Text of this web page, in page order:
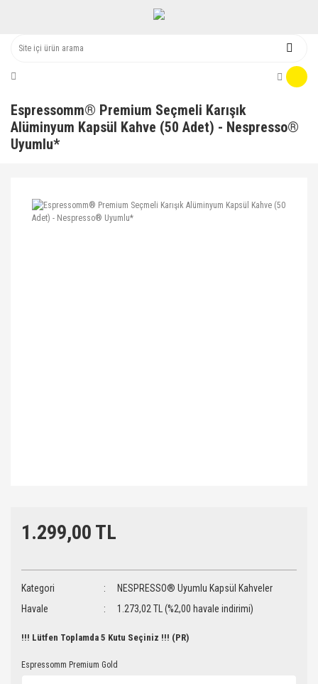
Espressomm® Premium Seçmeli Karışık
Alüminyum Kapsül Kahve (50 Adet) - Nespresso®
Uyumlu*
1.299,00 TL
Kategori
NESPRESSO® Uyumlu Kapsül Kahveler
Havale
1.273,02 TL (%2,00 havale indirimi)
!!! Lütfen Toplamda 5 Kutu Seçiniz !!! (PR)
Espressomm Premium Gold